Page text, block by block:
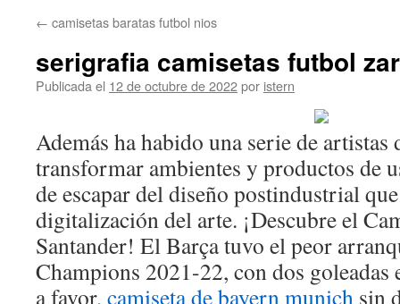
contenido
← camisetas baratas futbol nios
serigrafia camisetas futbol
Publicada el 12 de octubre de 2022por istern
Además ha habido una serie de artistas
transformar ambientes y productos de
de escapar del diseño postindustrial
digitalización del arte. ¡Descubre el
Santander! El Barça tuvo el peor
Champions 2021-22, con dos goleadas
a favor, camiseta de bayern munich sin